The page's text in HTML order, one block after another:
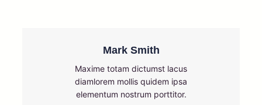
Mark Smith
Maxime totam dictumst lacus
diamlorem mollis quidem ipsa
elementum nostrum porttitor.